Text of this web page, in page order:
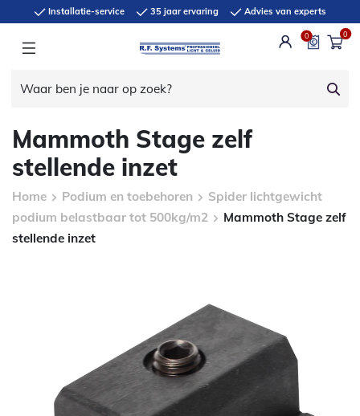
Installatie-service 35 jaar ervaring Advies van experts
0 0
Mammoth Stage zelf
stellende inzet
Home Podium en toebehoren
Spider lichtgewicht
podium belastbaar tot 500kg/m2
Mammoth Stage zelf
stellende inzet